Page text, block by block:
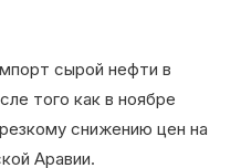
сырой нефти в
того как в ноябре
снижению цен на
Аравии.